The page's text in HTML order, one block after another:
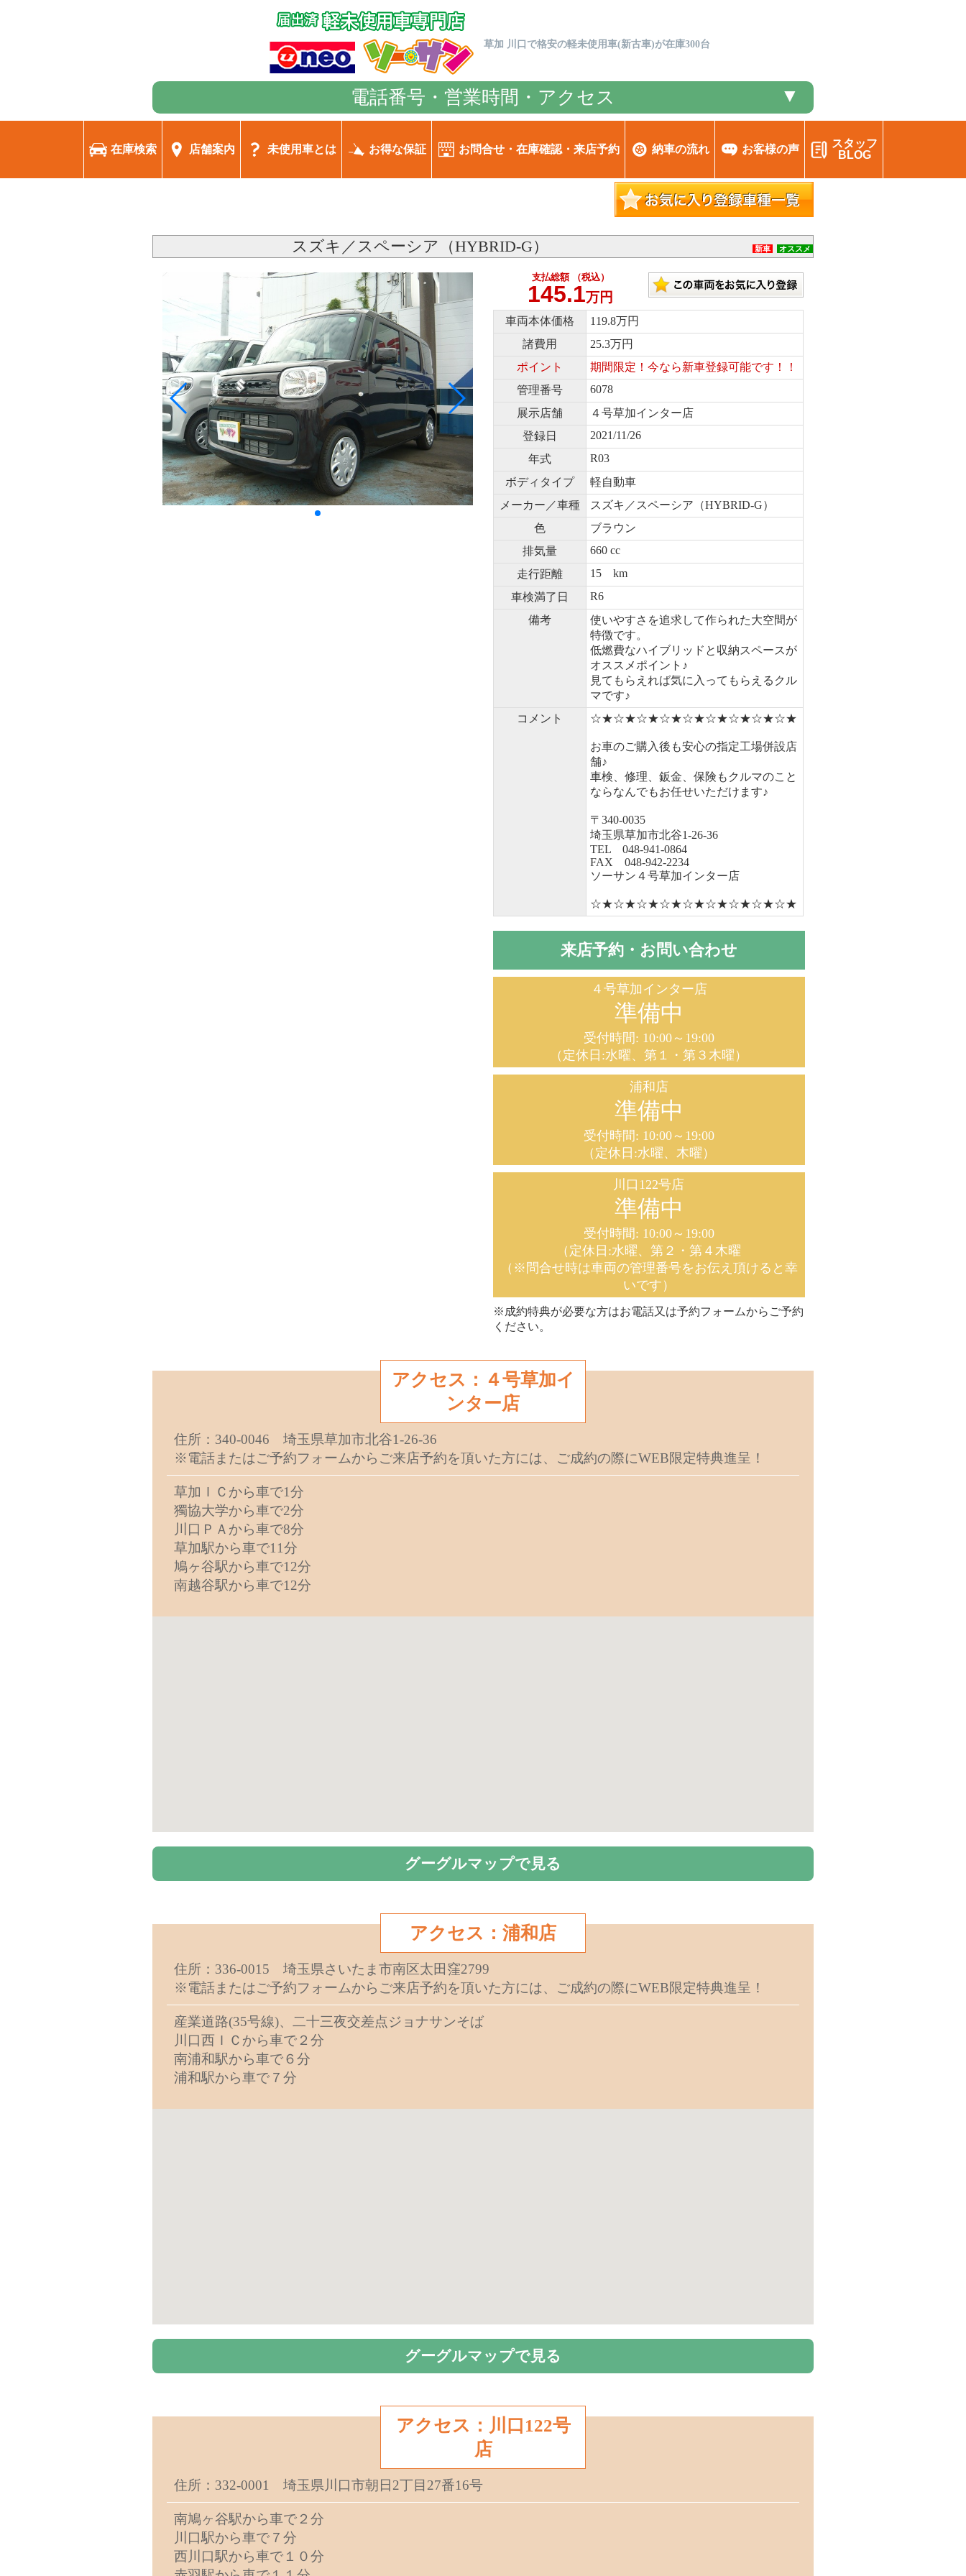
草加 川口で格安の軽未使用車(新古車)が在庫300台
電話番号・営業時間・アクセス ▼
在庫検索 店舗案内 未使用車とは お得な保証 お問合せ・在庫確認・来店予約 納車の流れ お客様の声
スタッフ
BLOG
スズキ／スペーシア（HYBRID-G） 新車 オススメ
支払総額 （税込）
145.1万円
車両本体価格
119.8万円
諸費用
25.3万円
ポイント
期間限定！今なら新車登録可能です！！
管理番号
6078
展示店舗
４号草加インター店
登録日
2021/11/26
年式
R03
ボディタイプ
軽自動車
メーカー／車種
スズキ／スペーシア（HYBRID-G）
色
ブラウン
排気量
660 cc
走行距離
15 km
車検満了日
R6
備考
使いやすさを追求して作られた大空間が
特徴です。
低燃費なハイブリッドと収納スペースが
オススメポイント♪
見てもらえれば気に入ってもらえるクル
マです♪
コメント
☆★☆★☆★☆★☆★☆★☆★☆★☆★
お車のご購入後も安心の指定工場併設店
舗♪
車検、修理、鈑金、保険もクルマのこと
ならなんでもお任せいただけます♪
〒340-0035
埼玉県草加市北谷1-26-36
TEL 048-941-0864
FAX 048-942-2234
ソーサン４号草加インター店
☆★☆★☆★☆★☆★☆★☆★☆★☆★
来店予約・お問い合わせ
４号草加インター店
準備中
受付時間: 10:00～19:00
（定休日:水曜、第１・第３木曜）
浦和店
準備中
受付時間: 10:00～19:00
（定休日:水曜、木曜）
川口122号店
準備中
受付時間: 10:00～19:00
（定休日:水曜、第２・第４木曜
（※問合せ時は車両の管理番号をお伝え頂けると幸
いです）
※成約特典が必要な方はお電話又は予約フォームからご予約
ください。
アクセス：４号草加イ
ンター店
住所：340-0046 埼玉県草加市北谷1-26-36
※電話またはご予約フォームからご来店予約を頂いた方には、ご成約の際にWEB限定特典進呈！
草加ＩＣから車で1分
獨協大学から車で2分
川口ＰＡから車で8分
草加駅から車で11分
鳩ヶ谷駅から車で12分
南越谷駅から車で12分
グーグルマップで見る
アクセス：浦和店
住所：336-0015 埼玉県さいたま市南区太田窪2799
※電話またはご予約フォームからご来店予約を頂いた方には、ご成約の際にWEB限定特典進呈！
産業道路(35号線)、二十三夜交差点ジョナサンそば
川口西ＩＣから車で２分
南浦和駅から車で６分
浦和駅から車で７分
グーグルマップで見る
アクセス：川口122号
店
住所：332-0001 埼玉県川口市朝日2丁目27番16号
南鳩ヶ谷駅から車で２分
川口駅から車で７分
西川口駅から車で１０分